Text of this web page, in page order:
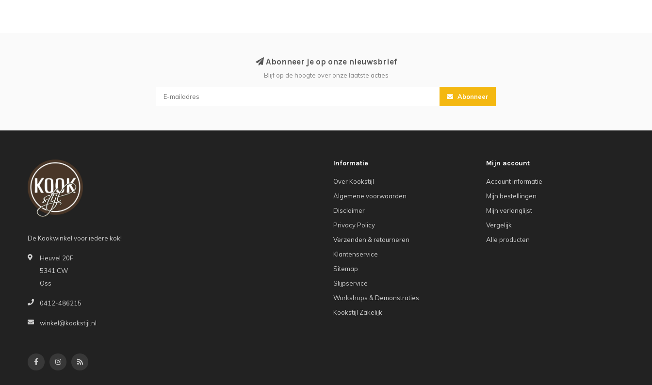
Abonneer je op onze nieuwsbrief
Blijf op de hoogte over onze laatste acties
Abonneer
De Kookwinkel voor iedere kok!
Heuvel 20F
5341 CW
Oss
0412-486215
winkel@kookstijl.nl
Informatie
Over Kookstijl
Algemene voorwaarden
Disclaimer
Privacy Policy
Verzenden & retourneren
Klantenservice
Sitemap
Slijpservice
Workshops & Demonstraties
Kookstijl Zakelijk
Mijn account
Account informatie
Mijn bestellingen
Mijn verlanglijst
Vergelijk
Alle producten